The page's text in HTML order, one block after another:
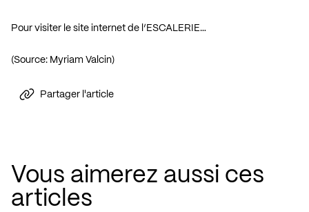
Pour visiter le site internet de l’ESCALERIE…
(Source: Myriam Valcin)
Partager l'article
Vous aimerez aussi ces
articles